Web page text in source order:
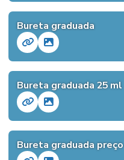
Bureta graduada
Bureta graduada 25 ml
Bureta graduada preço